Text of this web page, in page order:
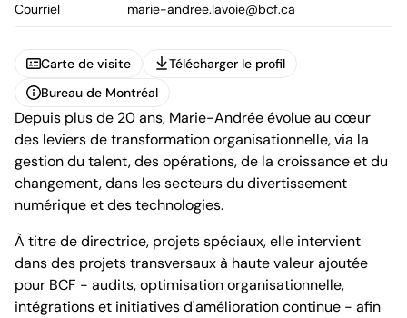
Courriel
marie-andree.lavoie@bcf.ca
Carte de visite
Carte de visite
Télécharger le profil
Bureau de Montréal
Bureau de Montréal
1100, boulevard René-Lévesque Ouest, 25e étage
Montréal (Québec) H3B 5C9
Canada
Tél. (514) 397-8500
Depuis plus de 20 ans, Marie-Andrée évolue au cœur
des leviers de transformation organisationnelle, via la
gestion du talent, des opérations, de la croissance et du
changement, dans les secteurs du divertissement
numérique et des technologies.
À titre de directrice, projets spéciaux, elle intervient
dans des projets transversaux à haute valeur ajoutée
pour BCF - audits, optimisation organisationnelle,
intégrations et initiatives d'amélioration continue - afin